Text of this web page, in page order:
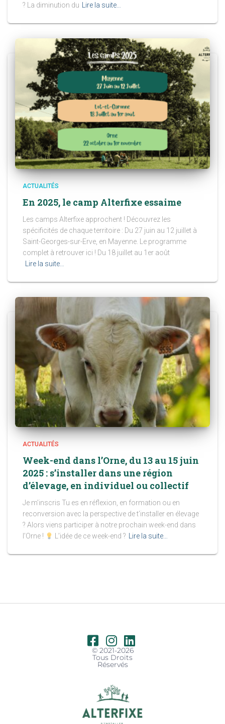
? La diminution du
Lire la suite…
ACTUALITÉS
En 2025, le camp Alterfixe essaime
Les camps Alterfixe approchent ! Découvrez les
spécificités de chaque territoire : Du 27 juin au 12 juillet à
Saint-Georges-sur-Erve, en Mayenne. Le programme
complet à retrouver ici ! Du 18 juillet au 1er août
Lire la suite…
ACTUALITÉS
Week-end dans l’Orne, du 13 au 15 juin
2025 : s’installer dans une région
d’élevage, en individuel ou collectif
Je m’inscris Tu es en réflexion, en formation ou en
reconversion avec la perspective de t’installer en élevage
? Alors viens participer à notre prochain week-end dans
l’Orne !
L’idée de ce week-end ? Lire la suite…
© 2021-2026
Tous Droits
Réservés